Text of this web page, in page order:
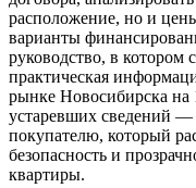
расположение, но и
варианты
руководство, в котором
практическая
рынке Новосибирска на
устаревших сведений —
покупателю, который
безопасность и
квартиры.